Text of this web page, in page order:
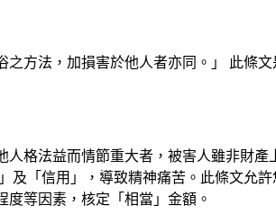
方法，加損害於他人者亦同。」 此條文
人格法益而情節重大者，被害人雖非財產
「信用」，導致精神痛苦。此條文允
等因素，核定「相當」金額。